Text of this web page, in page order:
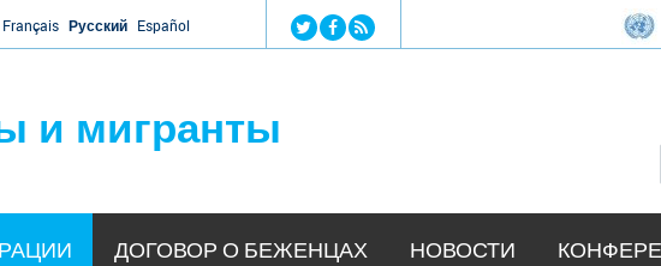
Jump to navigation
Français Русский Español
и мигранты
ДОГОВОР О БЕЖЕНЦАХ НОВОСТИ